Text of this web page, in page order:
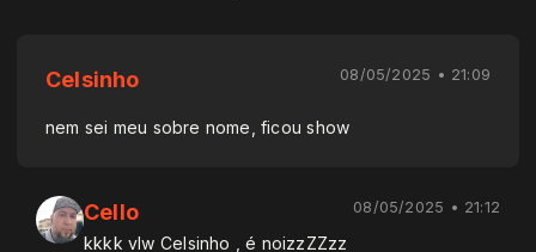
Celsinho 08/05/2025 • 21:09
nem sei meu sobre nome, ficou show
Cello 08/05/2025 • 21:12
kkkk vlw Celsinho , é noizzZZzz